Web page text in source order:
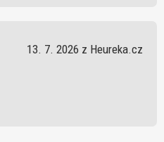
13. 7. 2026 z Heureka.cz